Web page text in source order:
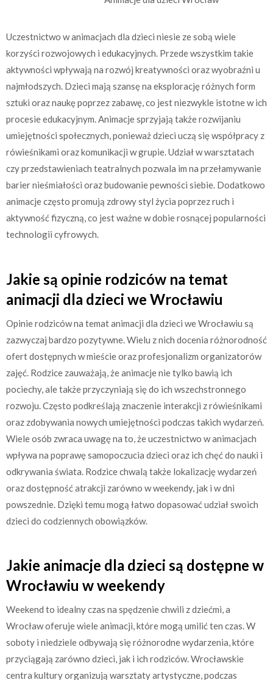
Uczestnictwo w animacjach dla dzieci niesie ze sobą wiele
korzyści rozwojowych i edukacyjnych. Przede wszystkim takie
aktywności wpływają na rozwój kreatywności oraz wyobraźni u
najmłodszych. Dzieci mają szansę na eksplorację różnych form
sztuki oraz naukę poprzez zabawę, co jest niezwykle istotne w ich
procesie edukacyjnym. Animacje sprzyjają także rozwijaniu
umiejętności społecznych, ponieważ dzieci uczą się współpracy z
rówieśnikami oraz komunikacji w grupie. Udział w warsztatach
czy przedstawieniach teatralnych pozwala im na przełamywanie
barier nieśmiałości oraz budowanie pewności siebie. Dodatkowo
animacje często promują zdrowy styl życia poprzez ruch i
aktywność fizyczną, co jest ważne w dobie rosnącej popularności
technologii cyfrowych.
Jakie są opinie rodziców na temat
animacji dla dzieci we Wrocławiu
Opinie rodziców na temat animacji dla dzieci we Wrocławiu są
zazwyczaj bardzo pozytywne. Wielu z nich docenia różnorodność
ofert dostępnych w mieście oraz profesjonalizm organizatorów
zajęć. Rodzice zauważają, że animacje nie tylko bawią ich
pociechy, ale także przyczyniają się do ich wszechstronnego
rozwoju. Często podkreślają znaczenie interakcji z rówieśnikami
oraz zdobywania nowych umiejętności podczas takich wydarzeń.
Wiele osób zwraca uwagę na to, że uczestnictwo w animacjach
wpływa na poprawę samopoczucia dzieci oraz ich chęć do nauki i
odkrywania świata. Rodzice chwalą także lokalizację wydarzeń
oraz dostępność atrakcji zarówno w weekendy, jak i w dni
powszednie. Dzięki temu mogą łatwo dopasować udział swoich
dzieci do codziennych obowiązków.
Jakie animacje dla dzieci są dostępne w
Wrocławiu w weekendy
Weekend to idealny czas na spędzenie chwili z dziećmi, a
Wrocław oferuje wiele animacji, które mogą umilić ten czas. W
soboty i niedziele odbywają się różnorodne wydarzenia, które
przyciągają zarówno dzieci, jak i ich rodziców. Wrocławskie
centra kultury organizują warsztaty artystyczne, podczas